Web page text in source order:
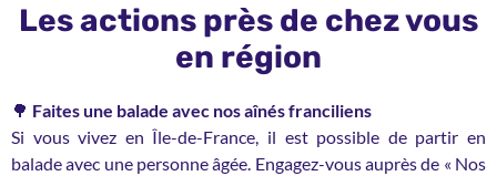
Les actions près de chez vous
en région
🌳 Faites une balade avec nos aînés franciliens
Si vous vivez en Île-de-France, il est possible de partir en
balade avec une personne âgée. Engagez-vous auprès de « Nos